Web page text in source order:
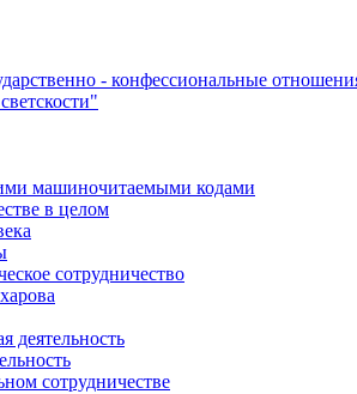
- конфессиональные
машиночитаемыми кодами
в целом
сотрудничество
деятельность
сотрудничестве